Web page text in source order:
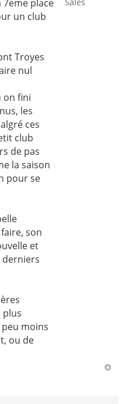
place
un club
Troyes
nul
on fini
les
ces
club
de pas
la saison
pour se
son
et
plus
moins
ou de